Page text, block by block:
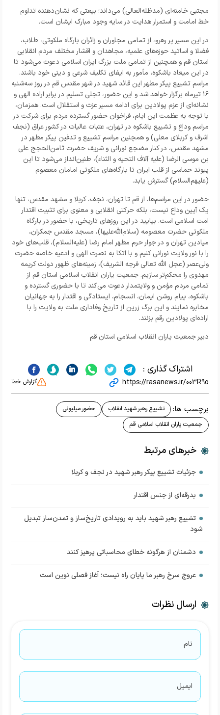
مجتبی خامنه‌ای (مدظله‌العالی) می‌داند؛ بیعتی که نشان‌دهنده تداوم
خط امامت و استمرار هدایت در سایه وجود مبارک ایشان است.
در این مسیر پر رهرو، از تمامی مجاوران و زائران بارگاه ملکوتی، طلاب،
فضلا و اساتید حوزه‌های علمیه، مجاهدان و اقشار مختلف مردم انقلابی
استان قم و همچنین از تمامی ملت بزرگ ایران اسلامی دعوت می‌شود تا
در این میعاد باشکوه، مأمور به ایفای تکلیف شرعی و دینی خود باشند.
مراسم تشییع پیکر مطهر این قائد شهید در شهر مقدس قم در روز سه‌شنبه
۱۶ تیرماه برگزار خواهد شد و این حضور، تجلی تسلیم در برابر اراده الهی و
نشانه‌ای از عزم پولادین برای ادامه مسیر عزت و استقلال است. همزمان،
با توجه به عظمت این ایام، فراخوان حضور گسترده مردم برای شرکت در
مراسم وداع و تشییع باشکوه در تهران، عتبات عالیات در کشور عراق (نجف
اشرف و کربلای معلی) و همچنین مراسم تشییع و تدفین پیکر مطهر در
مشهد مقدس، در کنار مضجع نورانی و شریف حضرت ثامن‌الحجج علی
بن موسی الرضا (علیه آلاف التحیه و الثناء)، طنین‌انداز می‌شود تا این
پیوند حماسی از قلب ایران تا بارگاه‌های ملکوتی امامان معصوم
(علیهم‌السلام) گسترش یابد.
حضور در این مراسم‌ها، از قم تا تهران، نجف، کربلا و مشهد مقدس، تنها
یک آیین وداع نیست، بلکه حرکتی انقلابی و معنوی برای تثبیت اقتدار
امت اسلامی است. بیایید در این روزهای تاریخی، با حضور در بارگاه
ملکوتی حضرت معصومه (سلام‌الله‌علیها)، مسجد مقدس جمکران،
میادین تهران و در جوار حرم مطهر امام رضا (علیه‌السلام)، قلب‌های خود
را با نور ولایت نورانی کنیم و با اتکا به نصرت الهی و ادعیه خاصه حضرت
ولی‌عصر (عجل الله تعالی فرجه الشریف)، زمینه‌های ظهور دولت کریمه
مهدوی را محکم‌تر سازیم. جمعیت یاران انقلاب اسلامی استان قم از
تمامی مردم مؤمن و ولایتمدار دعوت می‌کند تا با حضوری گسترده و
باشکوه، پیام روشن ایمان، انسجام، ایستادگی و اقتدار را به جهانیان
مخابره نمایند و این برگ زرین از تاریخ وفاداری ملت به ولایت را با
اراده‌ای پولادین رقم بزنند.
دبیر جمعیت یاران انقلاب اسلامی استان قم
اشتراک گذاری :
https://rasanews.ir/003R9o گزارش خطا
برچسب ها: تشییع رهبر شهید انقلاب
حضور میلیونی
جمعیت یاران انقلاب اسلامی قم
خبرهای مرتبط
جزئیات تشییع پیکر رهبر شهید در نجف و کربلا
بدرقه‌ای از جنس اقتدار
تشییع رهبر شهید باید به رویدادی تاریخ‌ساز و تمدن‌ساز تبدیل
شود
دشمنان از هرگونه خطای محاسباتی پرهیز کنند
عروج سرخ رهبر ما پایان راه نیست؛ آغاز فصلی نوین است
ارسال نظرات